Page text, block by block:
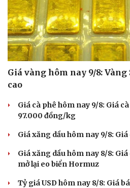
Giá vàng hôm nay 9/8: Vàng
cao
Giá cà phê hôm nay 9/8: Giá
97.000 đồng/kg
Giá xăng dầu hôm nay 9/8:
Giá xăng dầu hôm nay 8/8:
mở lại eo biển Hormuz
Tỷ giá USD hôm nay 8/8: Giá